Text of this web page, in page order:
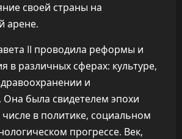
своей страны на
арене.
II проводила реформы и
в различных сферах: культуре,
и
Она была свидетелем эпохи
в политике, социальном
прогрессе. Век,